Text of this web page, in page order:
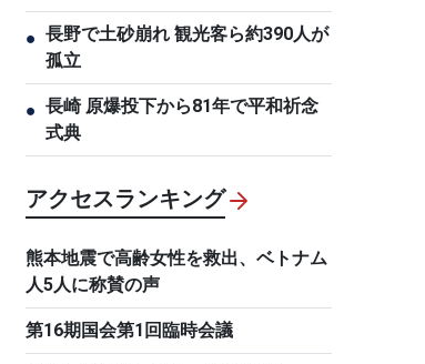
● 長野で土砂崩れ 観光客ら約390人が
孤立
● 長崎 原爆投下から81年で平和祈念
式典
アクセスランキング
熊本地震で高齢女性を救出、ベトナム
人5人に称賛の声
第16期国会第1回臨時会議